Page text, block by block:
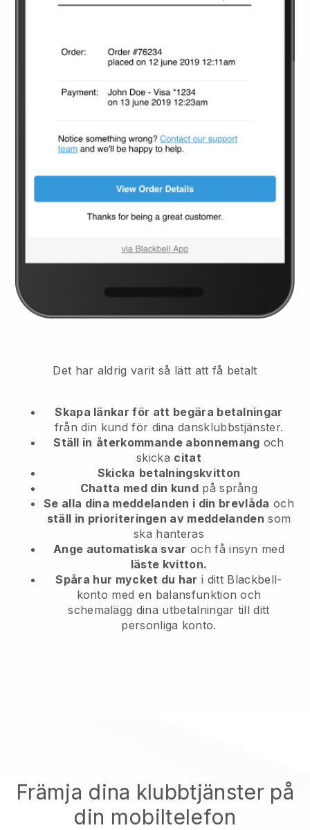
Det har aldrig varit så lätt att få betalt
Skapa länkar för att begära betalningar
från din kundför dina dansklubbstjänster.
Ställ in återkommande abonnemang och
skicka citat
Skicka betalningskvitton
Chatta med din kundpå språng
Se alla dina meddelanden i din brevlåda och
ställ in prioriteringen av meddelanden som
ska hanteras
Ange automatiska svar och få insyn med
läste kvitton.
Spåra hur mycket du har i ditt Blackbell-
konto med en balansfunktion och
schemalägg dina utbetalningar till ditt
personliga konto.
Främja dina klubbtjänster på
din mobiltelefon